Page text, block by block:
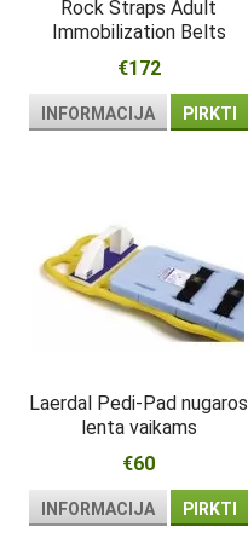
Rock Straps Adult
Immobilization Belts
€172
INFORMACIJA PIRKTI
Laerdal Pedi-Pad nugaros
lenta vaikams
€60
INFORMACIJA PIRKTI